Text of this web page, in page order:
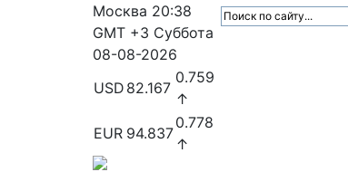
Москва 20:38
GMT +3 Суббота
08-08-2026
USD 82.167
0.759
↑
EUR 94.837
0.778
↑